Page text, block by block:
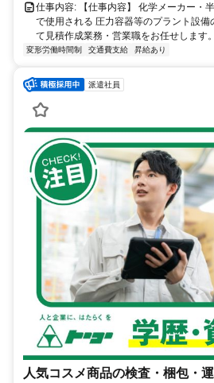
仕事内容: 【仕事内容】 化学メーカー・
で使用される 圧力容器等のプラント設備
て見積作成業務・営業職をお任せします
変形労働時間制 交通費支給 昇給あり
派遣社員
人気コスメ商品の検査・梱包・